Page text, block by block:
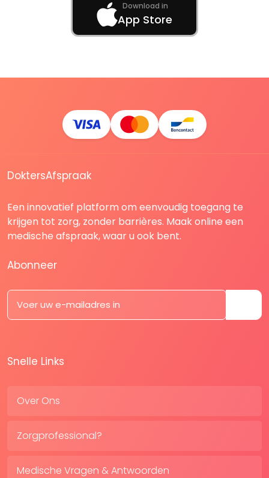
Download in
App Store
DoktersAfspraak
Een innovatief platform om eenvoudig toegang te
krijgen tot zorg, zonder barrières. Maak online een
medische afspraak, waar u ook bent.
Abonneer
Snelle Links
Over Ons
Zorgprofessional?
Medische Vragen & Antwoorden